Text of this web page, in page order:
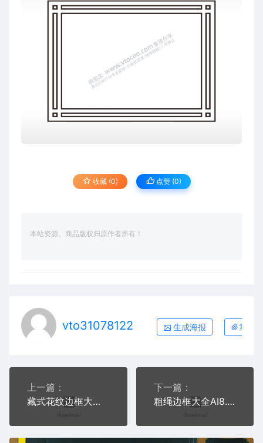
收藏 (0) 点赞 (0)
本站资源、商品版权归原作者所有！
vto31078122 生成海报 复制
上一篇：
藏式花纹边框大全AI8.0格式激光打标文件通用矢量图
下一篇：
粗绳边框大全AI8.0格式激光打标文件通用矢量图